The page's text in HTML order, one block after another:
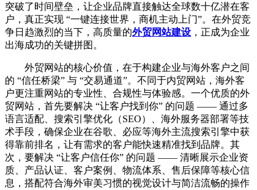
突破了时间壁垒，让企业品牌直接触达全球数十亿潜在客
户，真正实现 “一键连接世界，商机主动上门”。在外贸竞
争日趋激烈的当下，高质量的外贸网站建设 ，正成为企业
出海成功的关键拼图。
外贸网站的核心价值，在于构建企业与海外客户之间
的 “信任桥梁” 与 “交易通道”。不同于内贸网站，海外客
户更注重网站的专业性、合规性与体验感。一个优质的外
贸网站，首先要解决 “让客户找到你” 的问题 —— 通过多
语言适配、搜索引擎优化（SEO）、海外服务器部署等技
术手段，确保企业在谷歌、必应等海外主流搜索引擎中获
得靠前排名，让有需求的客户能快速精准找到品牌。其
次，要解决 “让客户信任你” 的问题 —— 清晰展示企业资
质、产品认证、客户案例、物流体系、售后保障等核心信
息，搭配符合海外审美习惯的视觉设计与简洁流畅的操作